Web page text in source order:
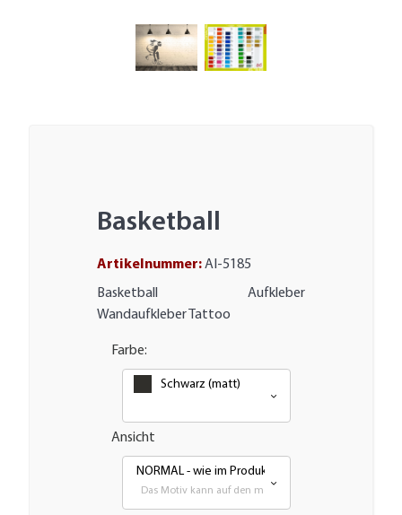
Basketball
Artikelnummer:AI-5185
Basketball Aufkleber
Wandaufkleber Tattoo
Farbe:
Schwarz (matt)
Ansicht
NORMAL - wie im Produktbild
Das Motiv kann auf den meisten glatten Flächen